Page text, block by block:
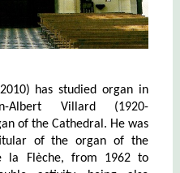
has studied organ in
Albert Villard (1920-
of the Cathedral. Hewas
of the organ of the
la Flèche, from 1962 to